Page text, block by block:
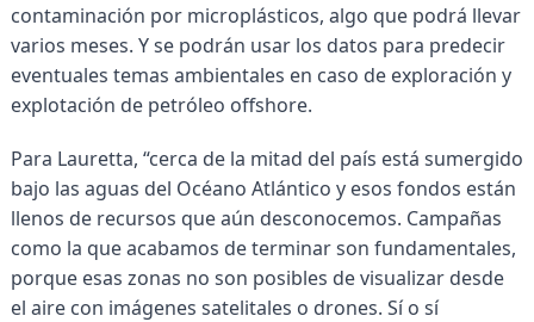
contaminación por microplásticos, algo que podrá llevar
varios meses. Y se podrán usar los datos para predecir
eventuales temas ambientales en caso de exploración y
explotación de petróleo offshore.
Para Lauretta, “cerca de la mitad del país está sumergido
bajo las aguas del Océano Atlántico y esos fondos están
llenos de recursos que aún desconocemos. Campañas
como la que acabamos de terminar son fundamentales,
porque esas zonas no son posibles de visualizar desde
el aire con imágenes satelitales o drones. Sí o sí